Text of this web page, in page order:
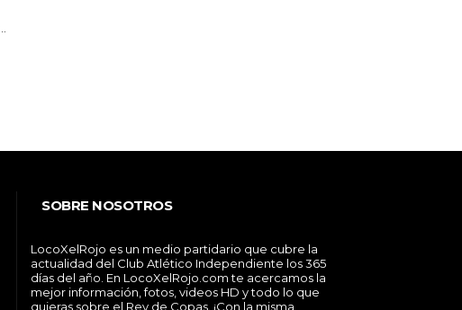
SOBRE NOSOTROS
LocoXelRojo es un medio partidario que cubre la
actualidad del Club Atlético Independiente los 365
días del año. En LocoXelRojo.com te acercamos la
mejor información, fotos, videos HD y todo lo que
quieras sobre el Rey de Copas. ¡Con la misma